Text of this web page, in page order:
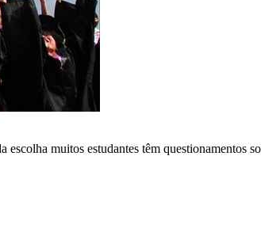
muitos estudantes têm